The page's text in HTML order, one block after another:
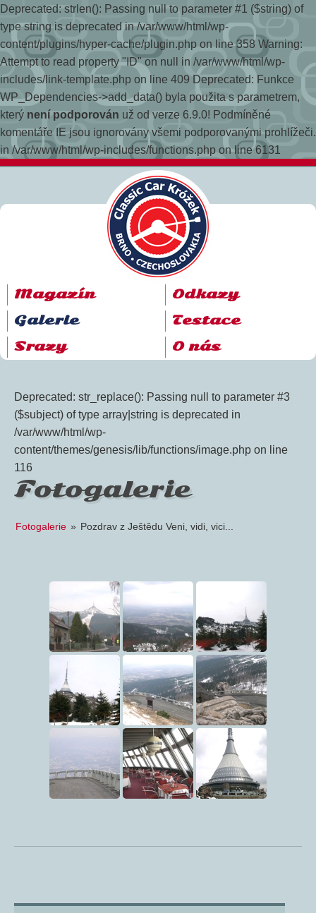
Deprecated: strlen(): Passing null to parameter #1 ($string) of
type string is deprecated in /var/www/html/wp-
content/plugins/hyper-cache/plugin.php on line 358 Warning:
Attempt to read property "ID" on null in /var/www/html/wp-
includes/link-template.php on line 409 Deprecated: Funkce
WP_Dependencies->add_data() byla použita s parametrem,
který není podporován už od verze 6.9.0! Podmíněné
komentáře IE jsou ignorovány všemi podporovanými prohlížeči.
in /var/www/html/wp-includes/functions.php on line 6131
Magazín
Galerie
Srazy
Odkazy
Testace
O nás
Deprecated: str_replace(): Passing null to parameter #3
($subject) of type array|string is deprecated in
/var/www/html/wp-
content/themes/genesis/lib/functions/image.php on line
116
Fotogalerie
Fotogalerie » Pozdrav z Ještědu Veni, vidi, vici...